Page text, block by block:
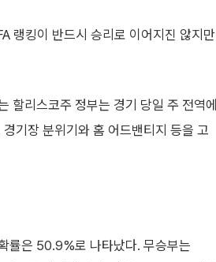
랭킹이 반드시 승리로 이어지진 않지만
할리스코주 정부는 경기 당일 주 전역에
기장 분위기와 홈 어드밴티지 등을 고
률은 50.9%로 나타났다. 무승부는